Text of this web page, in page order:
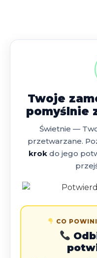
Twoje
pomyślnie
Świetnie —
przetwarzane.
krokdo jego
CO